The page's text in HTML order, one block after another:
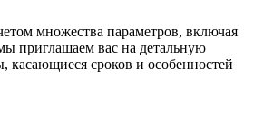
множества параметров, включая
приглашаем вас на детальную
касающиеся сроков и особенностей